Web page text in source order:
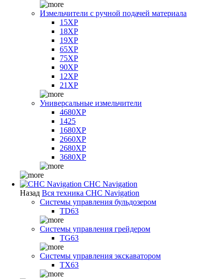
Измельчители с ручной подачей материала
15XP
18XP
19XP
65XP
75XP
90XP
12XP
21XP
Универсальные измельчители
4680XP
1425
1680XP
2660XP
2680XP
3680XP
CHC Navigation
Назад Вся техника CHC Navigation
Системы управления бульдозером
TD63
Системы управления грейдером
TG63
Системы управления экскаватором
TX63